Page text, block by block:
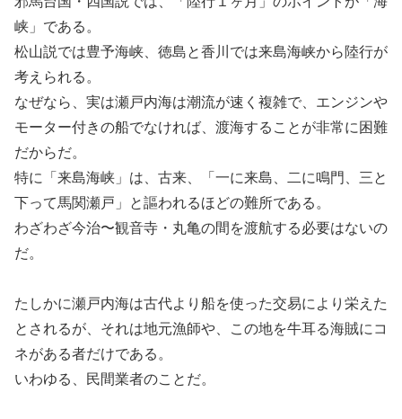
峡」である。
松山説では豊予海峡、徳島と香川では来島海峡から陸行が
考えられる。
なぜなら、実は瀬戸内海は潮流が速く複雑で、エンジンや
モーター付きの船でなければ、渡海することが非常に困難
だからだ。
特に「来島海峡」は、古来、「一に来島、二に鳴門、三と
下って馬関瀬戸」と謳われるほどの難所である。
わざわざ今治〜観音寺・丸亀の間を渡航する必要はないの
だ。
たしかに瀬戸内海は古代より船を使った交易により栄えた
とされるが、それは地元漁師や、この地を牛耳る海賊にコ
ネがある者だけである。
いわゆる、民間業者のことだ。